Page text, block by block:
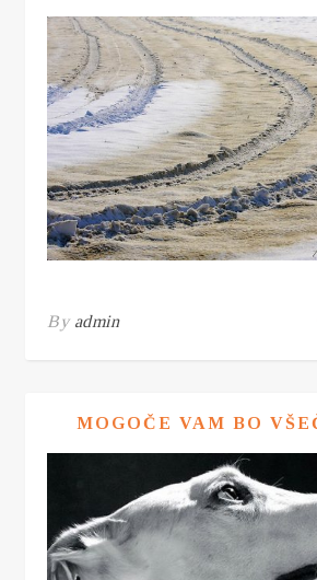
By admin
MOGOČE VAM BO